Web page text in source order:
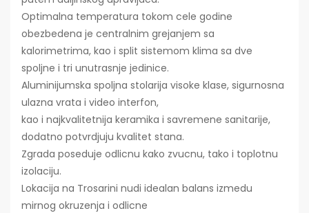
Optimalna temperatura tokom cele godine
obezbedena je centralnim grejanjem sa
kalorimetrima, kao i split sistemom klima sa dve
spoljne i tri unutrasnje jedinice.
Aluminijumska spoljna stolarija visoke klase, sigurnosna
ulazna vrata i video interfon,
kao i najkvalitetnija keramika i savremene sanitarije,
dodatno potvrdjuju kvalitet stana.
Zgrada poseduje odlicnu kako zvucnu, tako i toplotnu
izolaciju.
Lokacija na Trosarini nudi idealan balans izmedu
mirnog okruzenja i odlicne